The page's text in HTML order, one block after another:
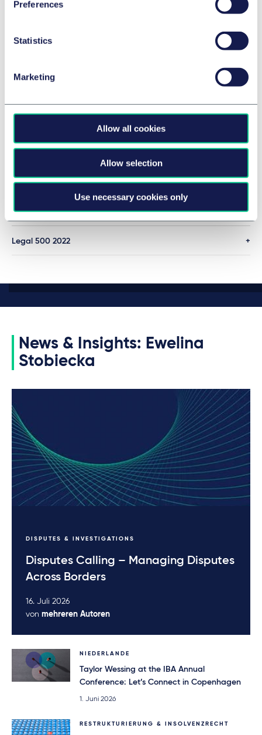
Preferences
Statistics
Marketing
Allow all cookies
Allow selection
Use necessary cookies only
Legal 500 2023
Legal 500 2022
News & Insights: Ewelina
Stobiecka
DISPUTES & INVESTIGATIONS
Disputes Calling – Managing Disputes
Across Borders
16. Juli 2026
von mehreren Autoren
NIEDERLANDE
Taylor Wessing at the IBA Annual
Conference: Let’s Connect in Copenhagen
1. Juni 2026
RESTRUKTURIERUNG & INSOLVENZRECHT